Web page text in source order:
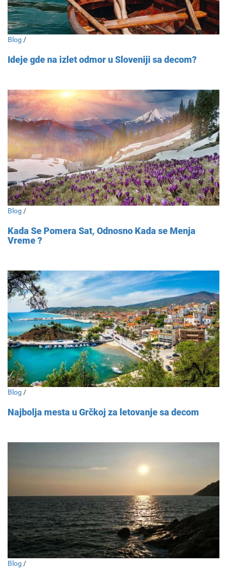
Blog /
Ideje gde na izlet odmor u Sloveniji sa decom?
Blog /
Kada Se Pomera Sat, Odnosno Kada se Menja
Vreme ?
Blog /
Najbolja mesta u Grčkoj za letovanje sa decom
Blog /